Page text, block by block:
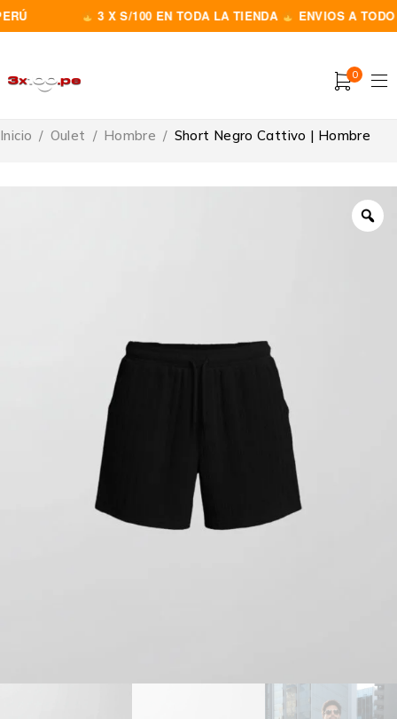
3 X S/100 EN TODA LA TIENDA ENVIOS A TODO
0
Inicio / Oulet / Hombre / Short Negro Cattivo | Hombre